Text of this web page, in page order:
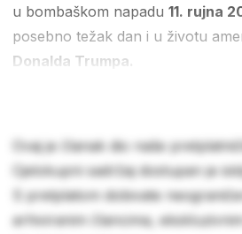
u bombaškom napadu 11. rujna
posebno težak dan i u životu
Donalda Trumpa.
Ovaj je članak dio naše
Cjelokupni sadržaj dostupan je
S pretplatom dobivate
arhiviranim člancima,